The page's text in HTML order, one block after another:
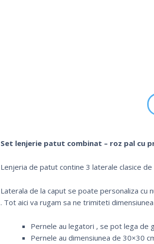
Set lenjerie patut combinat – roz pal cu
Lenjeria de patut contine 3 laterale clasice
Laterala de la caput se poate personaliza cu
. Tot aici va rugam sa ne trimiteti
Pernele au legatori , se pot lega de
Pernele au dimensiunea de 30×30